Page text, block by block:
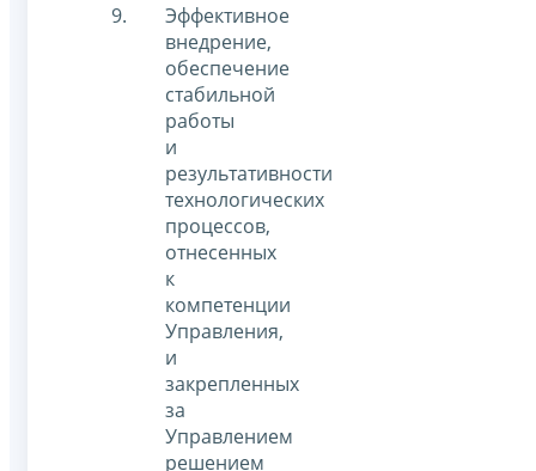
Эффективное
внедрение,
обеспечение
стабильной
работы
и
результативности
технологических
процессов,
отнесенных
к
компетенции
Управления,
и
закрепленных
за
Управлением
решением